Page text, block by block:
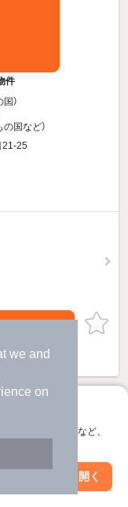
we and
on
屋探し
お気に入り保存など、
アプリを開く
件
）
の国など）
21-25
絞り込み条件を変更